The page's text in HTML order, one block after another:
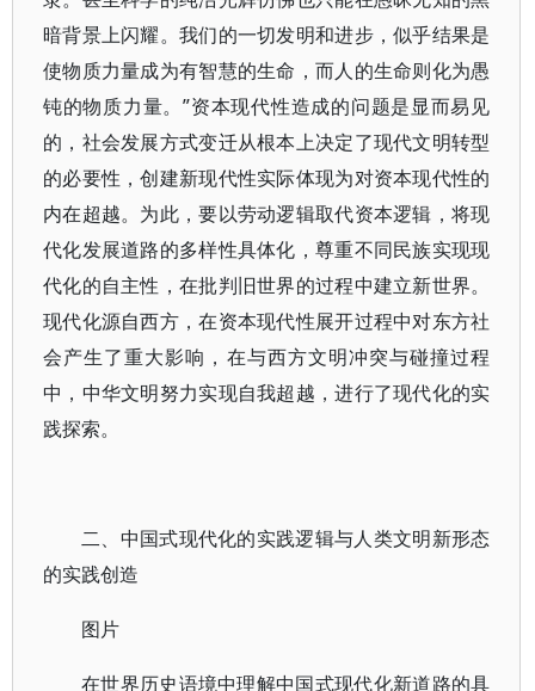
暗背景上闪耀。我们的一切发明和进步，似乎结果是
使物质力量成为有智慧的生命，而人的生命则化为愚
钝的物质力量。”资本现代性造成的问题是显而易见
的，社会发展方式变迁从根本上决定了现代文明转型
的必要性，创建新现代性实际体现为对资本现代性的
内在超越。为此，要以劳动逻辑取代资本逻辑，将现
代化发展道路的多样性具体化，尊重不同民族实现现
代化的自主性，在批判旧世界的过程中建立新世界。
现代化源自西方，在资本现代性展开过程中对东方社
会产生了重大影响，在与西方文明冲突与碰撞过程
中，中华文明努力实现自我超越，进行了现代化的实
践探索。
二、中国式现代化的实践逻辑与人类文明新形态
的实践创造
图片
在世界历史语境中理解中国式现代化新道路的具